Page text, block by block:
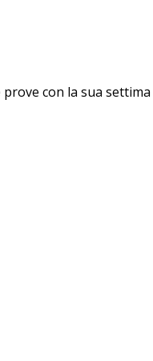
con la sua